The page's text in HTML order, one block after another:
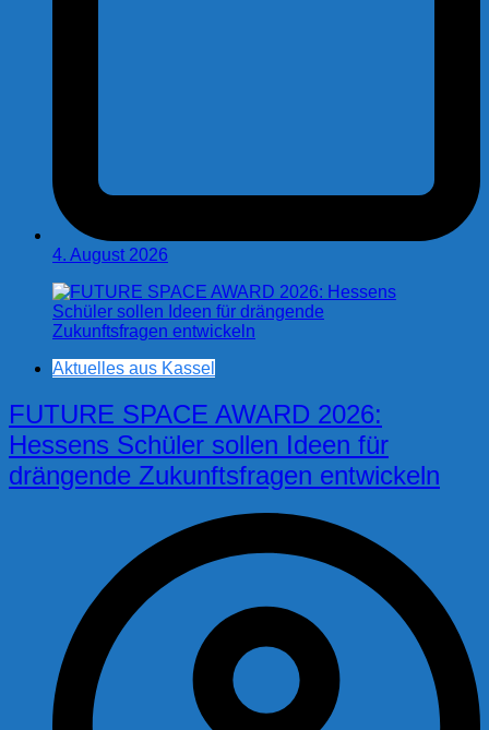
4. August 2026
Aktuelles aus Kassel
FUTURE SPACE AWARD 2026:
Hessens Schüler sollen Ideen für
drängende Zukunftsfragen entwickeln